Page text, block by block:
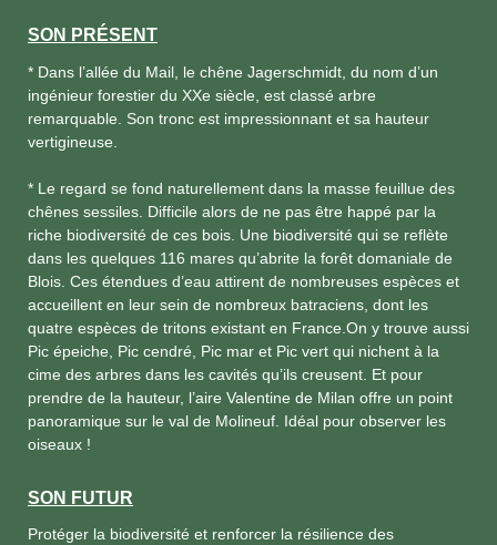
SON PRÉSENT
* Dans l’allée du Mail, le chêne Jagerschmidt, du nom d’un
ingénieur forestier du XXe siècle, est classé arbre
remarquable. Son tronc est impressionnant et sa hauteur
vertigineuse.
* Le regard se fond naturellement dans la masse feuillue des
chênes sessiles. Difficile alors de ne pas être happé par la
riche biodiversité de ces bois. Une biodiversité qui se reflète
dans les quelques 116 mares qu’abrite la forêt domaniale de
Blois. Ces étendues d’eau attirent de nombreuses espèces et
accueillent en leur sein de nombreux batraciens, dont les
quatre espèces de tritons existant en France.On y trouve aussi
Pic épeiche, Pic cendré, Pic mar et Pic vert qui nichent à la
cime des arbres dans les cavités qu’ils creusent. Et pour
prendre de la hauteur, l’aire Valentine de Milan offre un point
panoramique sur le val de Molineuf. Idéal pour observer les
oiseaux !
SON FUTUR
Protéger la biodiversité et renforcer la résilience des